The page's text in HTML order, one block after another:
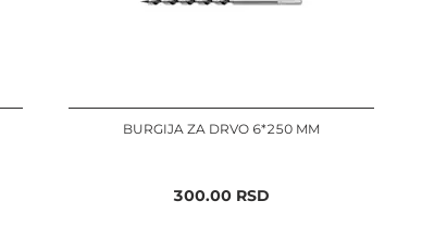
BURGIJA ZA DRVO 6*250 MM
300.00RSD